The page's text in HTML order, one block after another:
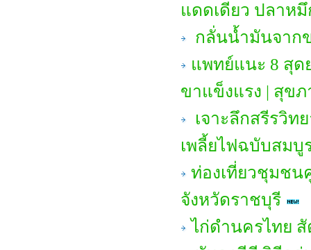
แดดเดียว ปลาหมึ
กลั่นน้ำมันจาก
แพทย์แนะ 8 สุด
ขาแข็งแรง | สุขภ
เจาะลึกสรีรวิ
เพลี้ยไฟฉบับสม
ท่องเที่ยวชุมชน
จังหวัดราชบุรี
ไก่ดำนครไทย